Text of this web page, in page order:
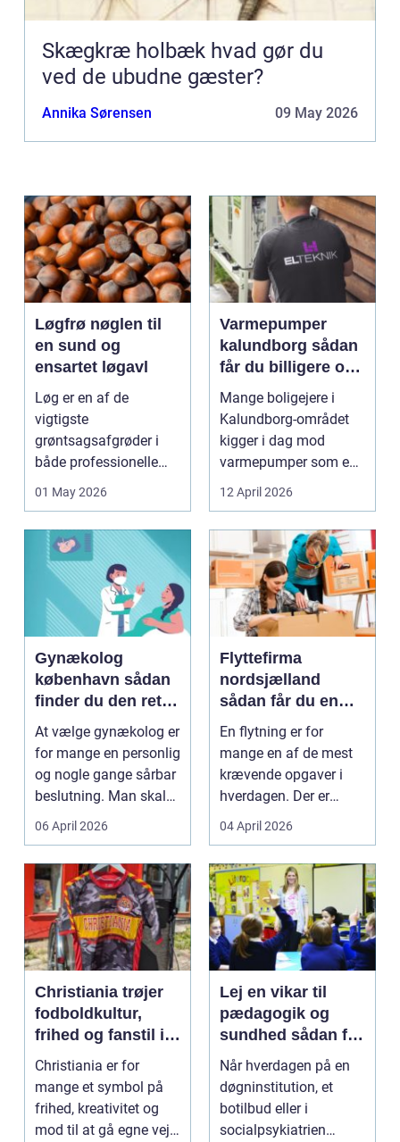
Skægkræ holbæk hvad gør du
ved de ubudne gæster?
Annika Sørensen 09 May 2026
Løgfrø nøglen til
en sund og
ensartet løgavl
Løg er en af de
vigtigste
grøntsagsafgrøder i
både professionelle
køkkenhaver og større
landbrugspro...
01 May 2026
Varmepumper
kalundborg sådan
får du billigere og
mere bæredygtig
varme
Mange boligejere i
Kalundborg-området
kigger i dag mod
varmepumper som en
vej til lavere
varmeregnin...
12 April 2026
Gynækolog
københavn sådan
finder du den rette
specialist
At vælge gynækolog er
for mange en personlig
og nogle gange sårbar
beslutning. Man skal
både føle si...
06 April 2026
Flyttefirma
nordsjælland
sådan får du en
tryg og effektiv
flytning
En flytning er for
mange en af de mest
krævende opgaver i
hverdagen. Der er
meget at holde styr på,
04 April 2026
Christiania trøjer
fodboldkultur,
frihed og fanstil i
ét
Christiania er for
mange et symbol på
frihed, kreativitet og
mod til at gå egne veje.
Lej en vikar til
pædagogik og
sundhed sådan får
du den rette hjælp
Når hverdagen på en
døgninstitution, et
botilbud eller i
socialpsykiatrien